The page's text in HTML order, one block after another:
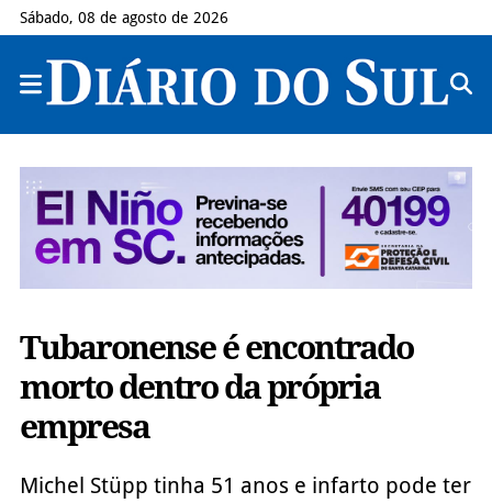
Sábado, 08 de agosto de 2026
Tubaronense é encontrado
morto dentro da própria
empresa
Michel Stüpp tinha 51 anos e infarto pode ter